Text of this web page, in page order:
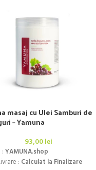
masaj cu Ulei Samburi de
– Yamuna
93,00lei
:YAMUNA.shop
: Calculat la Finalizare